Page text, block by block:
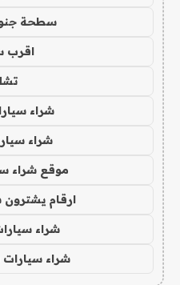
سطحة
اقرب
شراء
شراء
موقع شراء
ارقام
شراء
شراء